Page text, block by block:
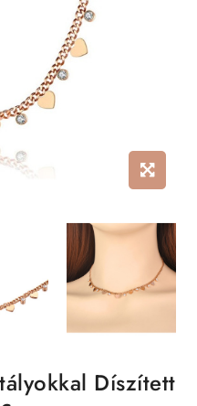
Díszített